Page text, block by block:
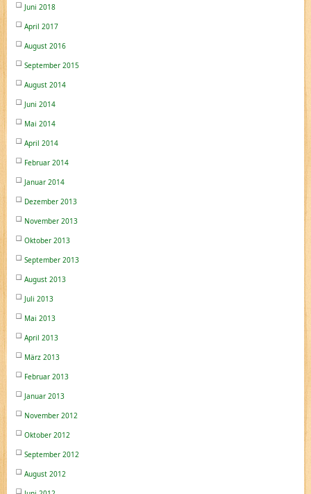
Juni 2018
April 2017
August 2016
September 2015
August 2014
Juni 2014
Mai 2014
April 2014
Februar 2014
Januar 2014
Dezember 2013
November 2013
Oktober 2013
September 2013
August 2013
Juli 2013
Mai 2013
April 2013
März 2013
Februar 2013
Januar 2013
November 2012
Oktober 2012
September 2012
August 2012